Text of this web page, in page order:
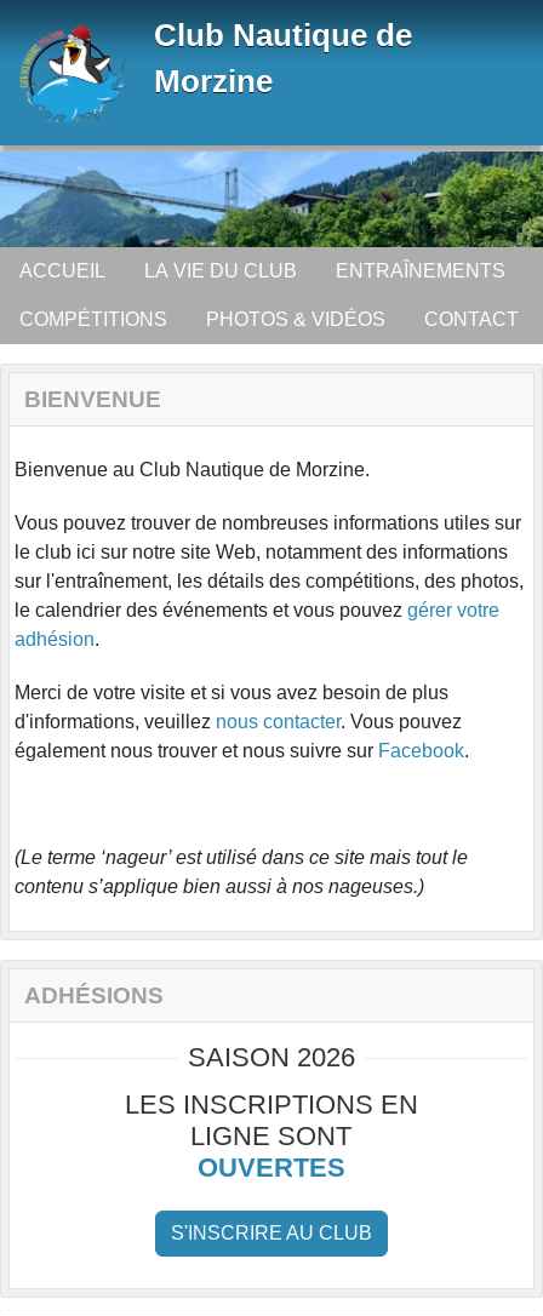
Club Nautique de
Morzine
ACCUEIL LA VIE DU CLUB ENTRAÎNEMENTS
COMPÉTITIONS PHOTOS & VIDÉOS CONTACT
BIENVENUE
Bienvenue au Club Nautique de Morzine.
Vous pouvez trouver de nombreuses informations utiles sur
le club ici sur notre site Web, notamment des informations
sur l'entraînement, les détails des compétitions, des photos,
le calendrier des événements et vous pouvez gérer votre
adhésion.
Merci de votre visite et si vous avez besoin de plus
d'informations, veuillez nous contacter. Vous pouvez
également nous trouver et nous suivre sur Facebook.
(Le terme ‘nageur’ est utilisé dans ce site mais tout le
contenu s’applique bien aussi à nos nageuses.)
ADHÉSIONS
SAISON 2026
LES INSCRIPTIONS EN
LIGNE SONT
OUVERTES
S'INSCRIRE AU CLUB